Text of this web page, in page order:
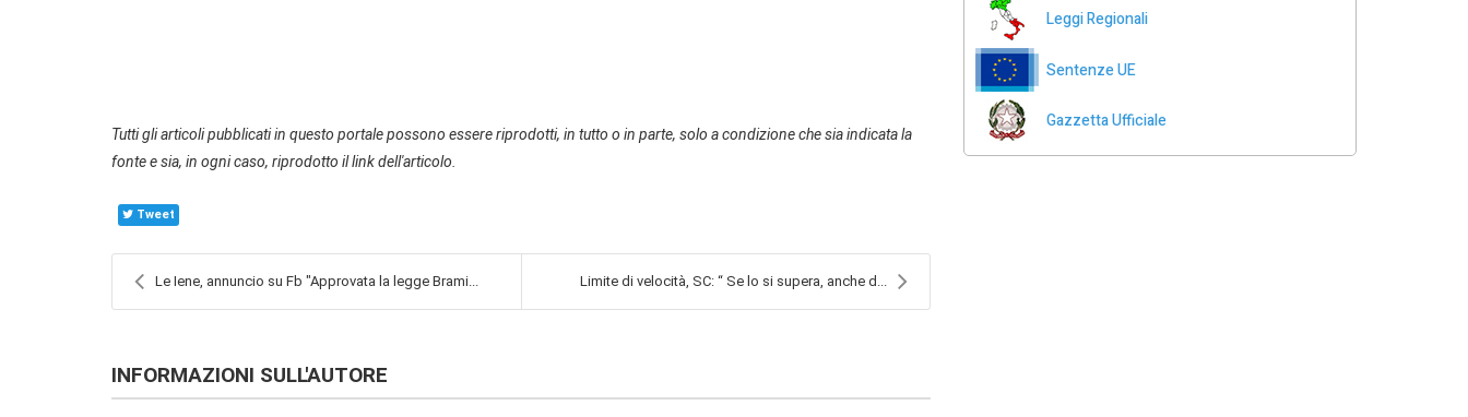
Tutti gli articoli pubblicati in questo portale possono essere riprodotti, in tutto o in parte, solo a condizione che sia indicata la
fonte e sia, in ogni caso, riprodotto il link dell'articolo.
Tweet
Le Iene, annuncio su Fb "Approvata la legge Brami... Limite di velocità, SC: “ Se lo si supera, anche d...
INFORMAZIONI SULL'AUTORE
Leggi Regionali
Sentenze UE
Gazzetta Ufficiale